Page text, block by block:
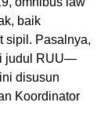
baik
sipil. Pasalnya,
judul RUU—
disusun
Koordinator